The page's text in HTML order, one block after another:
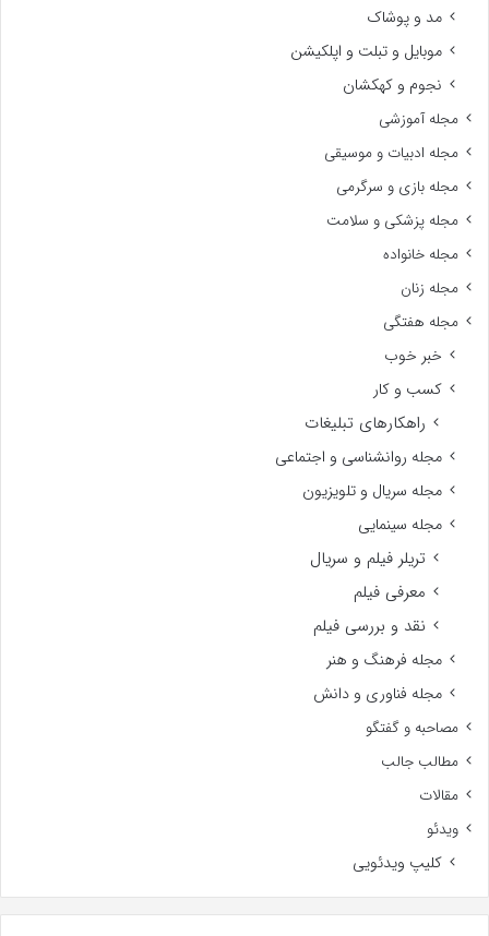
مد و پوشاک
موبایل و تبلت و اپلکیشن
نجوم و کهکشان
مجله آموزشی
مجله ادبیات و موسیقی
مجله بازی و سرگرمی
مجله پزشکی و سلامت
مجله خانواده
مجله زنان
مجله هفتگی
خبر خوب
کسب و کار
راهکارهای تبلیغات
مجله روانشناسی و اجتماعی
مجله سریال و تلویزیون
مجله سینمایی
تریلر فیلم و سریال
معرفی فیلم
نقد و بررسی فیلم
مجله فرهنگ و هنر
مجله فناوری و دانش
مصاحبه و گفتگو
مطالب جالب
مقالات
ویدئو
کلیپ ویدئویی